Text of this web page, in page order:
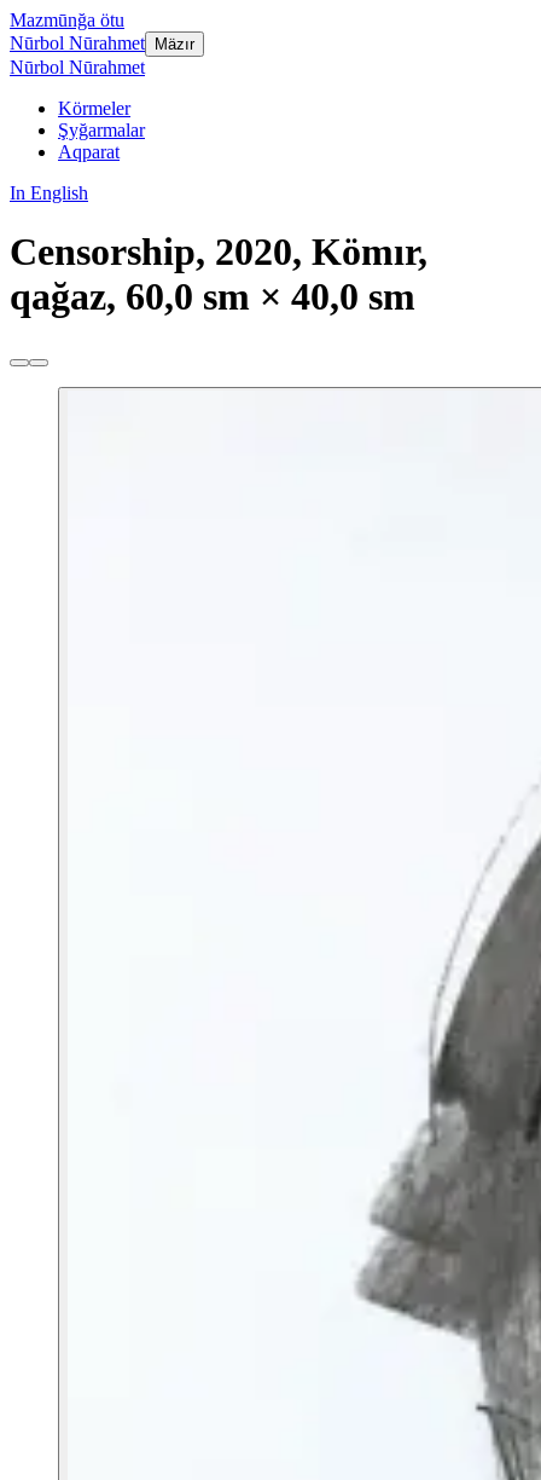
Mazmūnğa ötu
Nūrbol Nūrahmet
Mäzır
Nūrbol Nūrahmet
Körmeler
Şyğarmalar
Aqparat
In English
Censorship, 2020, Kömır,
qağaz, 60,0 sm × 40,0 sm